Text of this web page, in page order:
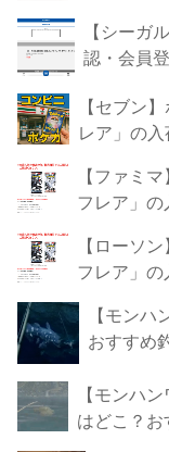
【シーガ
認・会員
【セブン
レア」の
【ファミ
フレア」の
【ローソ
フレア」の
【モンハ
おすすめ
【モンハ
はどこ？